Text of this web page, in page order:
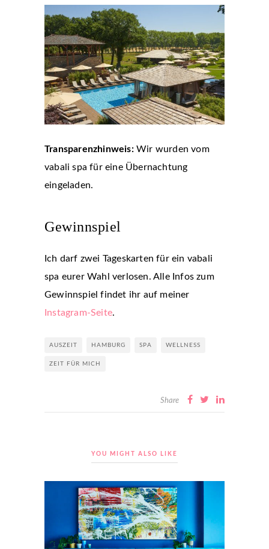
Transparenzhinweis: Wir wurden vom
vabali spa für eine Übernachtung
eingeladen.
Gewinnspiel
Ich darf zwei Tageskarten für ein vabali
spa eurer Wahl verlosen. Alle Infos zum
Gewinnspiel findet ihr auf meiner
Instagram-Seite.
AUSZEIT HAMBURG SPA WELLNESS
ZEIT FÜR MICH
Share
YOU MIGHT ALSO LIKE